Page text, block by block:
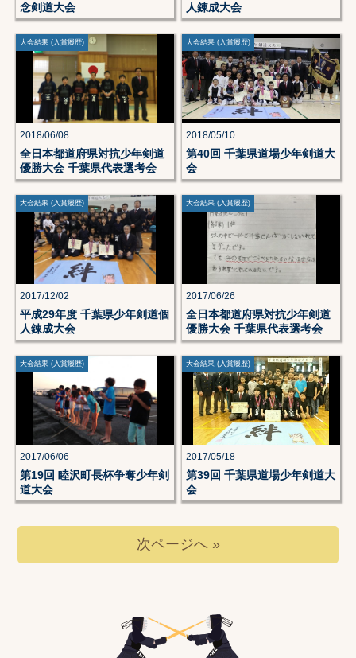
念剣道大会
人錬成大会
大会結果 (入賞履歴)
2018/06/08
全日本都道府県対抗少年剣道
優勝大会 千葉県代表選考会
大会結果 (入賞履歴)
2018/05/10
第40回 千葉県道場少年剣道大
会
大会結果 (入賞履歴)
2017/12/02
平成29年度 千葉県少年剣道個
人錬成大会
大会結果 (入賞履歴)
2017/06/26
全日本都道府県対抗少年剣道
優勝大会 千葉県代表選考会
大会結果 (入賞履歴)
2017/06/06
第19回 睦沢町長杯争奪少年剣
道大会
大会結果 (入賞履歴)
2017/05/18
第39回 千葉県道場少年剣道大
会
次ページへ »